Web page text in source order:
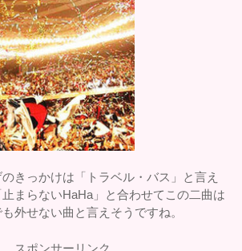
きっかけは「トラベル・バス」と言え
まらないHaHa」と合わせてこの二曲は
外せない曲と言えそうですね。
スポンサーリンク